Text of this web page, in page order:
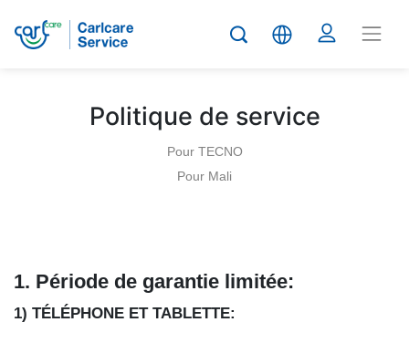
Politique de service
Pour TECNO
Pour Mali
1. Période de garantie limitée:
1) TÉLÉPHONE ET TABLETTE: